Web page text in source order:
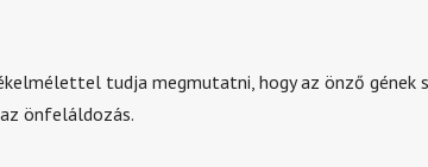
tudja megmutatni, hogy az önző gének
önfeláldozás.